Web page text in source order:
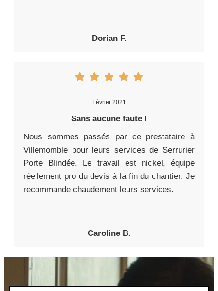
Dorian F.
Février 2021
Sans aucune faute !
Nous sommes passés par ce prestataire à
Villemomble pour leurs services de Serrurier
Porte Blindée. Le travail est nickel, équipe
réellement pro du devis à la fin du chantier. Je
recommande chaudement leurs services.
Caroline B.